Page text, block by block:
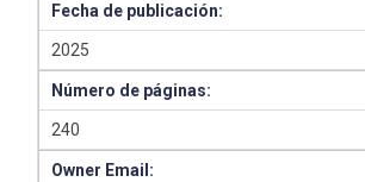
Fecha de publicación:
2025
Número de páginas:
240
Owner Email: